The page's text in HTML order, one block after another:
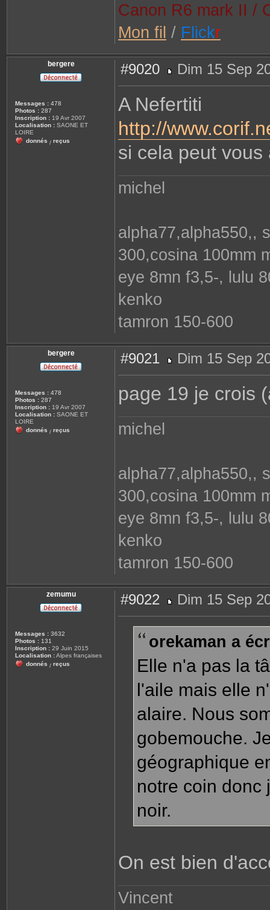
Canon R6 mark II /
Mon fil / Flickr
bergere
Messages : 478
Photos : 287
Inscription : 19 Avr 2007
Localisation : SAONE ET
LOIRE
donnés / reçus
#9020
e
a
Dim 15 Sep
A Nefertiti
http://
si cela peut vous
michel
alpha77,alpha550,,
300,cosina 100mm
eye 8mn f3,5-, lulu
kenko
tamron 150-600
bergere
Messages : 478
Photos : 287
Inscription : 19 Avr 2007
Localisation : SAONE ET
LOIRE
donnés / reçus
#9021
e
s
Dim 15 Sep
page 19 je crois
michel
alpha77,alpha550,,
300,cosina 100mm
eye 8mn f3,5-, lulu
kenko
tamron 150-600
zemumu
Messages : 3632
Photos : 131
Inscription : 29 Juin 2015
Localisation :Alpes françaises
donnés / reçus
#9022
e
a
g
Dim 15 Sep
orekaman a
Elle n'a pas la
l'aile mais elle
alaire. Nous
gobemouche.
géographique
notre coin donc
noir.
On est bien
Vincent